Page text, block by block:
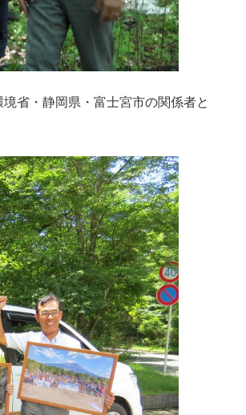
省・静岡県・富士宮市の関係者と